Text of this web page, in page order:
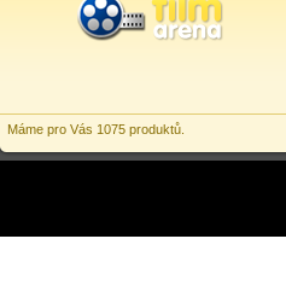
Máme pro Vás 1075 produktů.